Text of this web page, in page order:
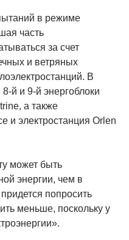
в режиме
часть
за счет
и ветряных
В
й и 9-й энергоблоки
а также
и электростанция Orlen
может быть
энергии, чем в
попросить
меньше, поскольку у